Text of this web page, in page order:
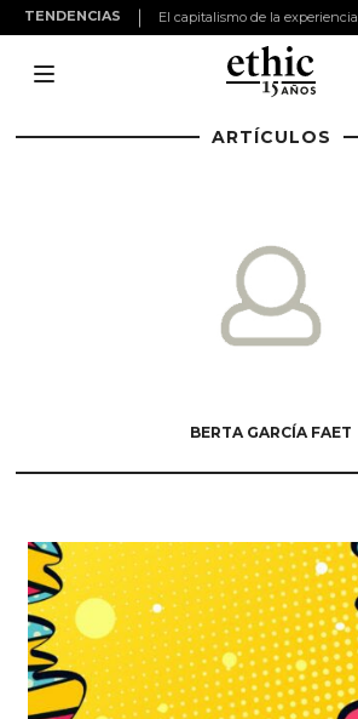
TENDENCIAS El capitalismo de la experiencia
ARTÍCULOS
BERTA GARCÍA FAET